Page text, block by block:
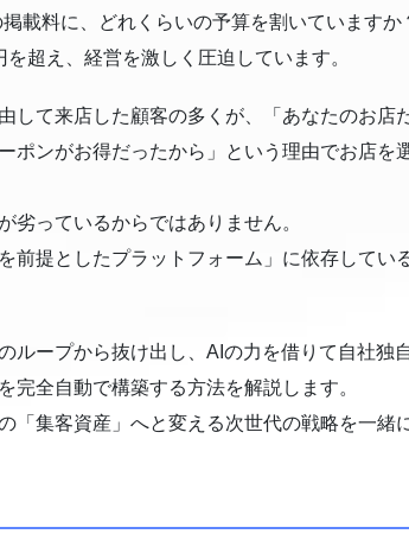
載料に、どれくらいの予算を割いていますか
超え、経営を激しく圧迫しています。
して来店した顧客の多くが、「あなたのお店
ポンがお得だったから」という理由でお店を
劣っているからではありません。
前提としたプラットフォーム」に依存してい
ループから抜け出し、AIの力を借りて自社独
完全自動で構築する方法を解説します。
「集客資産」へと変える次世代の戦略を一緒